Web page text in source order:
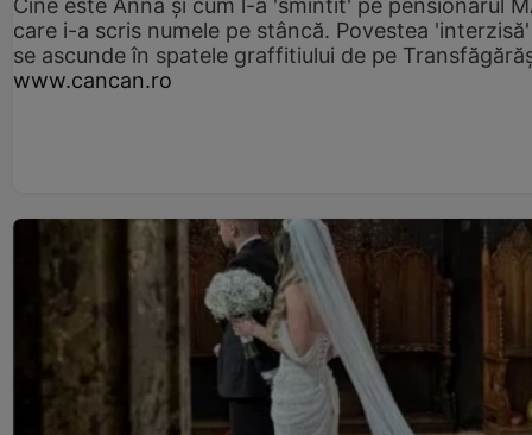
care i-a scris numele pe stâncă. Povestea
se ascunde în spatele graffitiului de pe
www.cancan.ro